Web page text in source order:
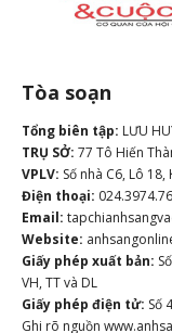
Tòa soạn
Tổng biên tập: LƯU
TRỤ SỞ: 77 Tô Hiến
VPLV: Số nhà C6, Lô
Điện thoại:
Email:
Website:
Giấy phép xuất bản:
VH, TT và DL
Giấy phép điện tử: Số
Ghi rõ nguồn